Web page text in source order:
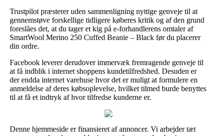
Trustpilot præsterer uden sammenligning nyttige genveje til at
gennemstøve forskellige tidligere køberes kritik og af den grund
foreslåes det, at du tager et kig på e-forhandlerens omtaler af
SmartWool Merino 250 Cuffed Beanie – Black før du placerer
din ordre.
Facebook leverer derudover immervæk fremragende genveje til
at få indblik i internet shoppens kundetilfredshed. Desuden er
der endda internet varehuse hvor det er muligt at formulere en
anmeldelse af deres købsoplevelse, hvilket tilmed burde benyttes
til at få et indtryk af hvor tilfredse kunderne er.
Denne hjemmeside er finansieret af annoncer. Vi arbejder tæt